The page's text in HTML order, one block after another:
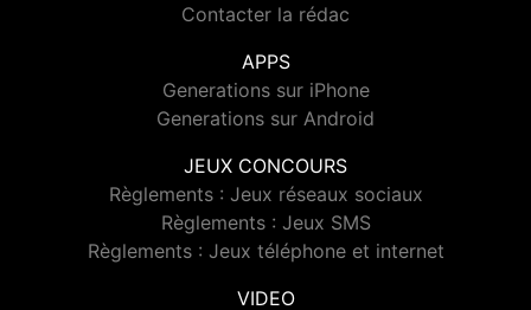
Contacter la rédac
APPS
Generations sur iPhone
Generations sur Android
JEUX CONCOURS
Règlements : Jeux réseaux sociaux
Règlements : Jeux SMS
Règlements : Jeux téléphone et internet
VIDEO